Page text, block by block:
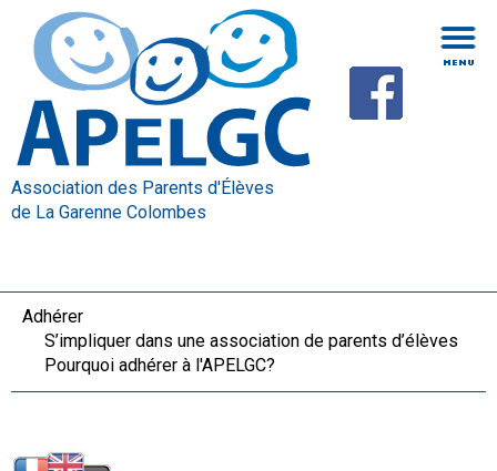
Association des Parents d'Élèves
de La Garenne Colombes
Adhérer
S’impliquer dans une association de parents d’élèves
Pourquoi adhérer à l'APELGC?